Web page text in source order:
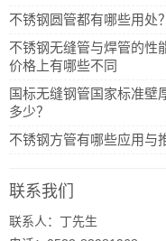
不锈钢圆管都有哪些用处？
不锈钢无缝管与焊管的性
价格上有哪些不同
国标无缝钢管国家标准壁
多少？
不锈钢方管有哪些应用与
联系我们
联系人：丁先生